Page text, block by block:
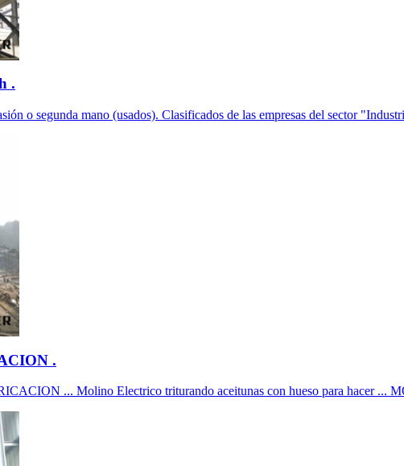
.
o segunda mano (usados). Clasificados de las empresas del sector
.
... Molino Electrico triturando aceitunas con hueso para hacer